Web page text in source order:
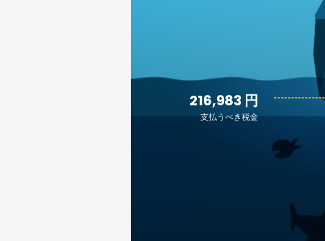
216,983 円
支払うべき税金